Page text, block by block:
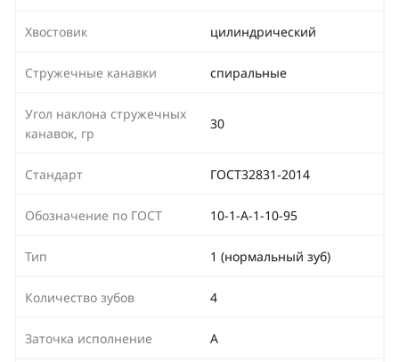
Хвостовик цилиндрический
Стружечные канавки спиральные
Угол наклона стружечных
канавок, гр
30
Стандарт ГОСТ32831-2014
Обозначение по ГОСТ 10-1-А-1-10-95
Тип 1 (нормальный зуб)
Количество зубов 4
Заточка исполнение А